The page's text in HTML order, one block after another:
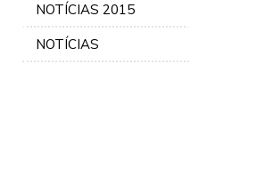
NOTÍCIAS 2015
NOTÍCIAS